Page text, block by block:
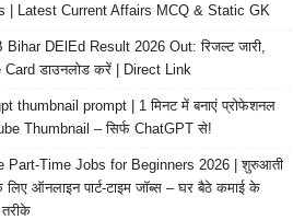
| Latest Current Affairs MCQ & Static GK
Bihar DElEd Result 2026 Out: रिजल्ट जारी,
Card डाउनलोड करें | Direct Link
thumbnail prompt | 1 मिनट में बनाएं प्रोफेशनल
Thumbnail – सिर्फ ChatGPT से!
Part-Time Jobs for Beginners 2026 | शुरुआती
लिए ऑनलाइन पार्ट-टाइम जॉब्स – घर बैठे कमाई के